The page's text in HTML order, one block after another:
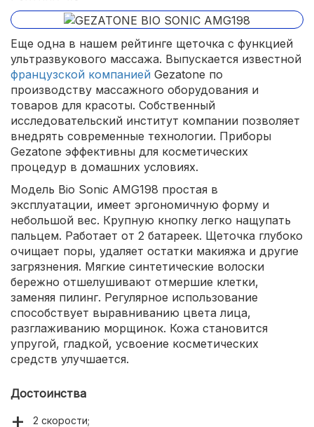
Еще одна в нашем рейтинге щеточка с функцией
ультразвукового массажа. Выпускается известной
французской компанией Gezatone по
производству массажного оборудования и
товаров для красоты. Собственный
исследовательский институт компании позволяет
внедрять современные технологии. Приборы
Gezatone эффективны для косметических
процедур в домашних условиях.
Модель Bio Sonic AMG198 простая в
эксплуатации, имеет эргономичную форму и
небольшой вес. Крупную кнопку легко нащупать
пальцем. Работает от 2 батареек. Щеточка глубоко
очищает поры, удаляет остатки макияжа и другие
загрязнения. Мягкие синтетические волоски
бережно отшелушивают отмершие клетки,
заменяя пилинг. Регулярное использование
способствует выравниванию цвета лица,
разглаживанию морщинок. Кожа становится
упругой, гладкой, усвоение косметических
средств улучшается.
Достоинства
2 скорости;